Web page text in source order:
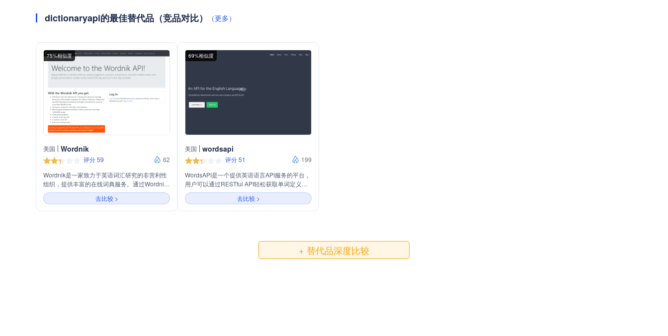
dictionaryapi的最佳替代品（竞品对比） （更多）
75%相似度
美国 Wordnik
评分 59
62
Wordnik是一家致力于英语词汇研究的非营利性
组织，提供丰富的在线词典服务。通过Wordnik
API，用户可以获取单词的定义、同义词、反义
词、词组、发音、例句等信息。它涵盖了超过80
万词汇，提供超过1000万个单词的实例句子和
去比较 >
69%相似度
美国 wordsapi
评分 51
199
WordsAPI是一个提供英语语言API服务的平台，
用户可以通过RESTful API轻松获取单词定义、
相关词汇等信息。它包含超过150,000个单词的
定义，并提供同义词、反义词以及类似词汇的查
询服务。此外，WordsAPI还提供层次信息，例
去比较 >
+ 替代品深度比较